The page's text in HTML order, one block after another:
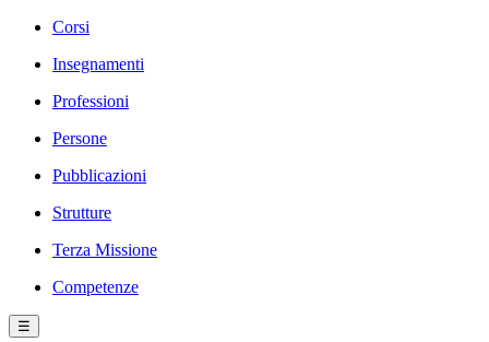
Corsi
Insegnamenti
Professioni
Persone
Pubblicazioni
Strutture
Terza Missione
Competenze
☰